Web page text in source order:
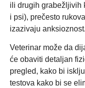
ili drugih grabežljivih
i psi), prečesto
izazivaju anksioznost.
Veterinar može da
će obaviti detaljan
pregled, kako bi
testova kako bi se